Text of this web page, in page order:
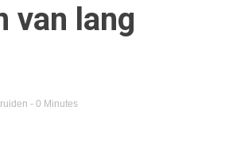
van lang
- 0 Minutes